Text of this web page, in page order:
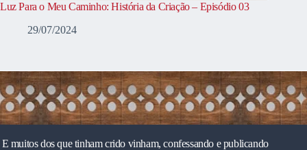
Luz Para o Meu Caminho: História da Criação – Episódio 03
29/07/2024
E muitos dos que tinham crido vinham, confessando e publicando